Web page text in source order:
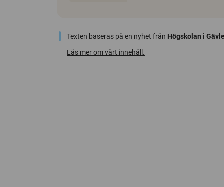
Texten baseras på en nyhet från Högskolan i Gävle
Läs mer om vårt innehåll.